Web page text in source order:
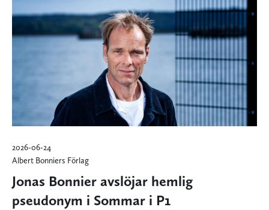
2026-06-24
Albert Bonniers Förlag
Jonas Bonnier avslöjar hemlig
pseudonym i Sommar i P1